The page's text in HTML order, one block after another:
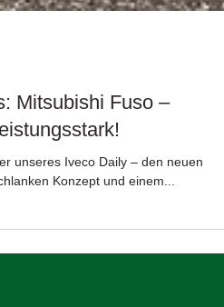
Mitsubishi Fuso –
unseres Iveco Daily – den neuen